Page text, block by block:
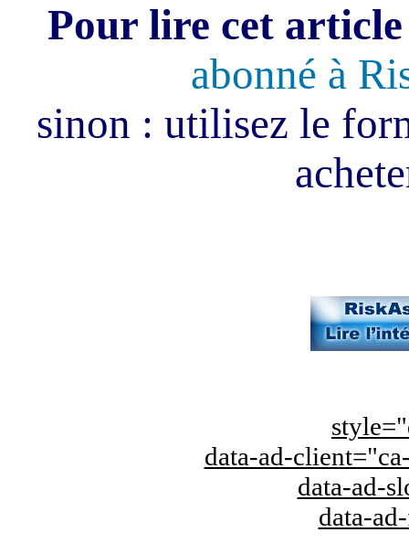
Pour lire cet
abonné à
sinon : utilisez le
data-ad-
data-ad-
data-